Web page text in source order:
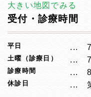
大きい地図でみる
受付・診療時間
平日
土曜（診療日）
診療時間
休診日